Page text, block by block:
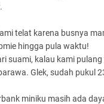
telat karena busnya
hingga pula waktu!
suami, kalau kami pulang
Glek, sudah pukul
miniku masih ada